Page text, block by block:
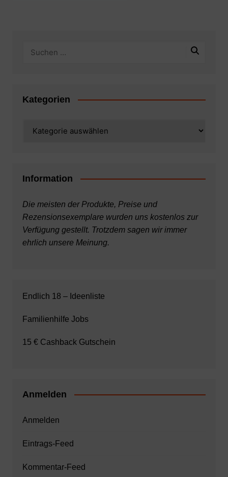
Kategorien
Information
Die meisten der Produkte, Preise und
Rezensionsexemplare wurden uns kostenlos zur
Verfügung gestellt. Trotzdem sagen wir immer
ehrlich unsere Meinung.
Endlich 18 – Ideenliste
Familienhilfe Jobs
15 € Cashback Gutschein
Anmelden
Anmelden
Eintrags-Feed
Kommentar-Feed